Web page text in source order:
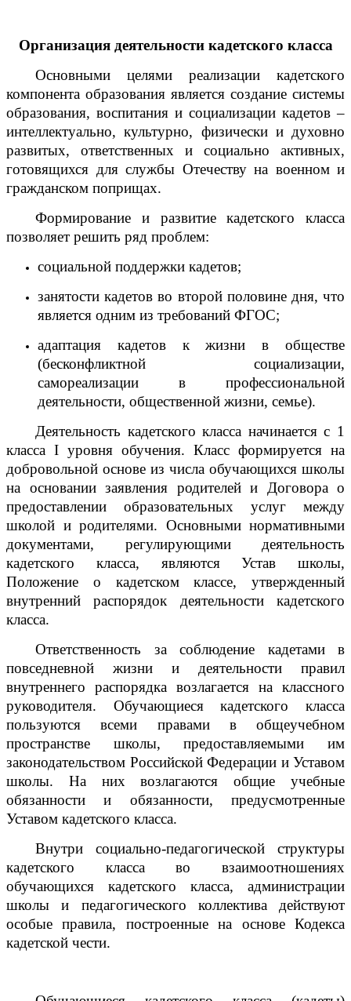
Организация деятельности кадетского класса
Основными целями реализации кадетского
компонента образования является создание системы
образования, воспитания и социализации кадетов –
интеллектуально, культурно, физически и духовно
развитых, ответственных и социально активных,
готовящихся для службы Отечеству на военном и
гражданском поприщах.
Формирование и развитие кадетского класса
позволяет решить ряд проблем:
социальной поддержки кадетов;
занятости кадетов во второй половине дня, что
является одним из требований ФГОС;
адаптация кадетов к жизни в обществе
(бесконфликтной социализации,
самореализации в профессиональной
деятельности, общественной жизни, семье).
Деятельность кадетского класса начинается с 1
класса I уровня обучения. Класс формируется на
добровольной основе из числа обучающихся школы
на основании заявления родителей и Договора о
предоставлении образовательных услуг между
школой и родителями. Основными нормативными
документами, регулирующими деятельность
кадетского класса, являются Устав школы,
Положение о кадетском классе, утвержденный
внутренний распорядок деятельности кадетского
класса.
Ответственность за соблюдение кадетами в
повседневной жизни и деятельности правил
внутреннего распорядка возлагается на классного
руководителя. Обучающиеся кадетского класса
пользуются всеми правами в общеучебном
пространстве школы, предоставляемыми им
законодательством Российской Федерации и Уставом
школы. На них возлагаются общие учебные
обязанности и обязанности, предусмотренные
Уставом кадетского класса.
Внутри социально-педагогической структуры
кадетского класса во взаимоотношениях
обучающихся кадетского класса, администрации
школы и педагогического коллектива действуют
особые правила, построенные на основе Кодекса
кадетской чести.